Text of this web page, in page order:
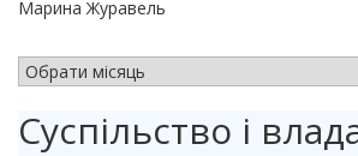
Марина Журавель
Суспільство і